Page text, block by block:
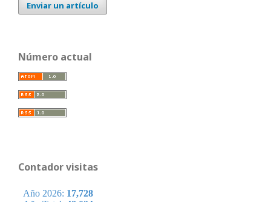
Enviar un artículo
Número actual
Contador visitas